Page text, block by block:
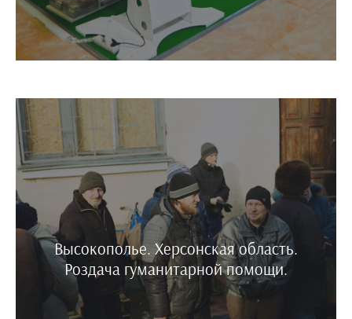
Высокополье. Херсонская область.
Роздача гуманитарной помощи.